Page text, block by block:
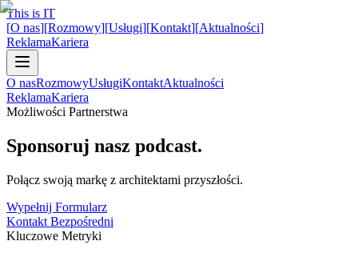
This is IT
[O nas][Rozmowy][Usługi][Kontakt][Aktualności]
ReklamaKariera
O nasRozmowyUsługiKontaktAktualności
ReklamaKariera
Możliwości Partnerstwa
Sponsoruj nasz podcast.
Połącz swoją markę z architektami przyszłości.
Wypełnij Formularz
Kontakt Bezpośredni
Kluczowe Metryki